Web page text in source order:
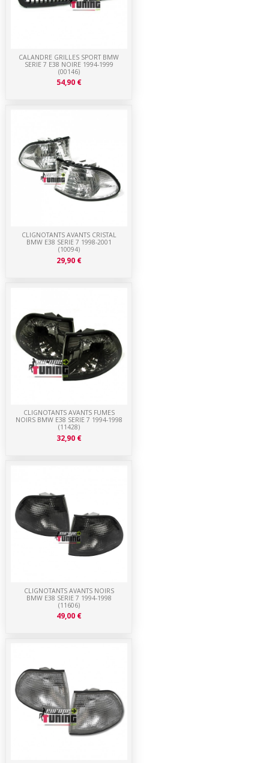
CLIGNOTANTS AVANTS NOIRS
BMW E38 SERIE 7 1994-1998
(11606)
49,00 €
CLIGNOTANTS AVANTS FUMES
NOIRS BMW E38 SERIE 7 1994-1998
(11428)
32,90 €
CLIGNOTANTS AVANTS CRISTAL
BMW E38 SERIE 7 1998-2001
(10094)
29,90 €
CALANDRE GRILLES SPORT BMW
SERIE 7 E38 NOIRE 1994-1999
(00146)
54,90 €